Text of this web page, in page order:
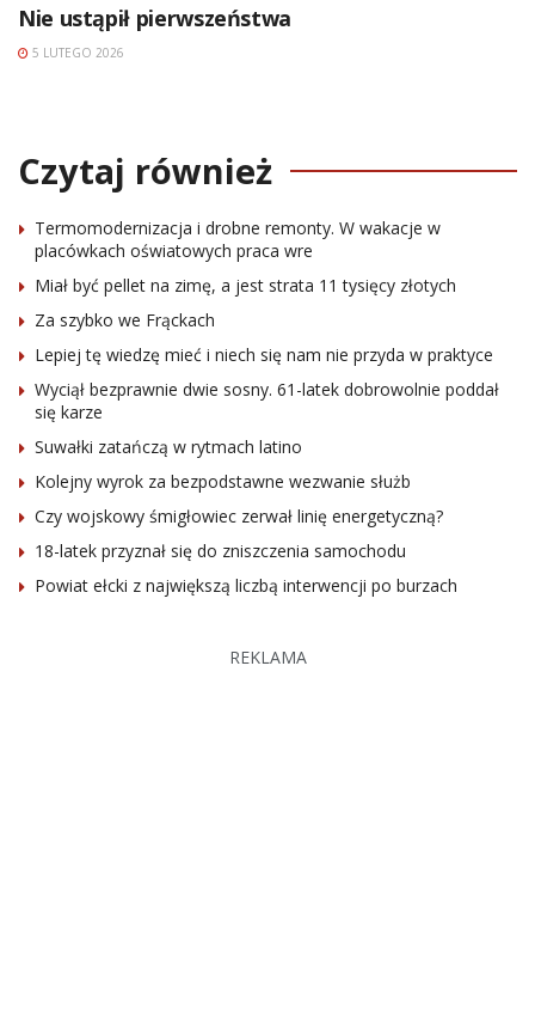
Nie ustąpił pierwszeństwa
5 LUTEGO 2026
Czytaj również
Termomodernizacja i drobne remonty. W wakacje w
placówkach oświatowych praca wre
Miał być pellet na zimę, a jest strata 11 tysięcy złotych
Za szybko we Frąckach
Lepiej tę wiedzę mieć i niech się nam nie przyda w praktyce
Wyciął bezprawnie dwie sosny. 61-latek dobrowolnie poddał
się karze
Suwałki zatańczą w rytmach latino
Kolejny wyrok za bezpodstawne wezwanie służb
Czy wojskowy śmigłowiec zerwał linię energetyczną?
18-latek przyznał się do zniszczenia samochodu
Powiat ełcki z największą liczbą interwencji po burzach
REKLAMA